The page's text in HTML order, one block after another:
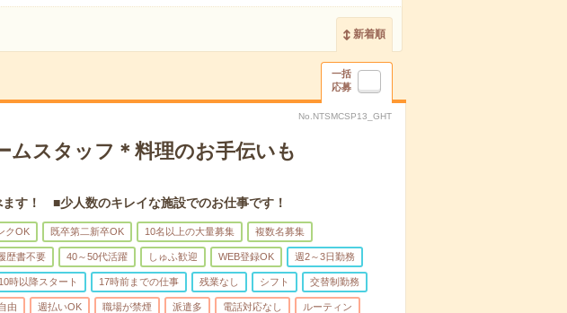
新着順
一括
応募
No.NTSMCSP13_GHT
ムスタッフ＊料理のお手伝いも
す！ ■少人数のキレイな施設でのお仕事です！
クOK 既卒第二新卒OK 10名以上の大量募集 複数名募集
歴書不要 40～50代活躍 しゅふ歓迎 WEB登録OK 週2～3日勤務
時以降スタート 17時前までの仕事 残業なし シフト 交替制勤務
由 週払いOK 職場が禁煙 派遣多 電話対応なし ルーティン